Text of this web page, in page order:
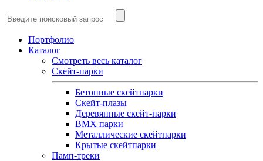
Портфолио
Каталог
Смотреть весь каталог
Скейт-парки
Бетонные скейтпарки
Скейт‑плазы
Деревянные скейт‑парки
BMX парки
Металлические скейтпарки
Крытые скейтпарки
Памп-треки